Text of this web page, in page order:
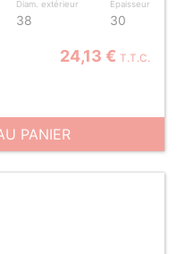
Diam. extérieur
38
Epaisseur
30
24,13 € T.T.C.
PANIER